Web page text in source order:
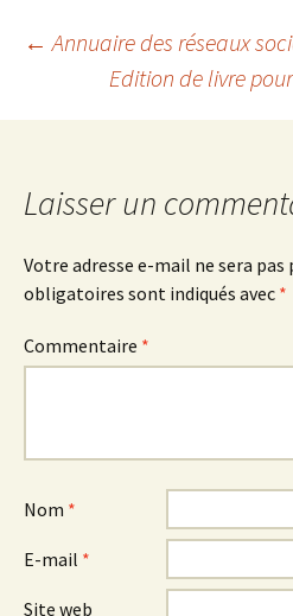
des
articles
← Annuaire des réseaux
Edition de livre
Laisser un
Votre adresse e-mail ne sera pas
obligatoires sont indiqués avec *
Commentaire *
Nom *
E-mail *
Site web